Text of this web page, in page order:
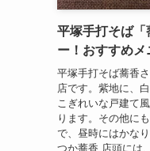
平塚手打そば「
ー！おすすめメ
平塚手打そば蕎香
店です。紫地に、
こぎれいな戸建て
ります。その他に
で、昼時にはかな
つか蕎香 店頭には